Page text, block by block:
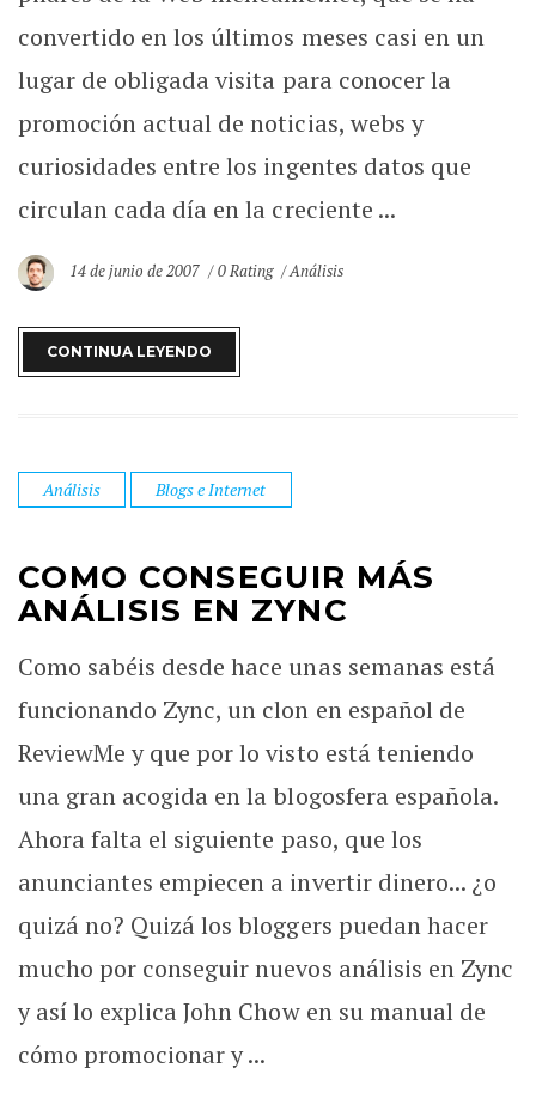
convertido en los últimos meses casi en un
lugar de obligada visita para conocer la
promoción actual de noticias, webs y
curiosidades entre los ingentes datos que
circulan cada día en la creciente ...
14 de junio de 2007 0 Rating Análisis
CONTINUA LEYENDO
Análisis Blogs e Internet
COMO CONSEGUIR MÁS
ANÁLISIS EN ZYNC
Como sabéis desde hace unas semanas está
funcionando Zync, un clon en español de
ReviewMe y que por lo visto está teniendo
una gran acogida en la blogosfera española.
Ahora falta el siguiente paso, que los
anunciantes empiecen a invertir dinero... ¿o
quizá no? Quizá los bloggers puedan hacer
mucho por conseguir nuevos análisis en Zync
y así lo explica John Chow en su manual de
cómo promocionar y ...